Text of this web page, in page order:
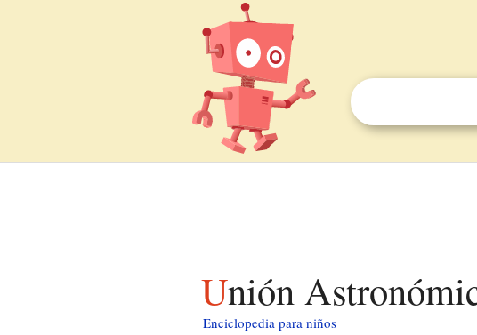
Unión
Enciclopedia para niños